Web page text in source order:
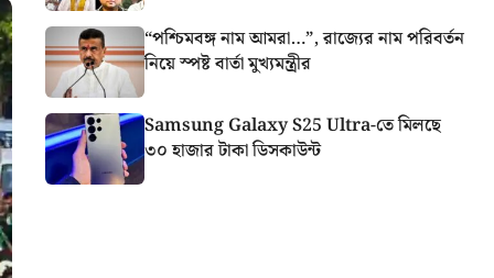
“পশ্চিমবঙ্গ নাম আমরা…”, রাজ্যের নাম পরিবর্তন
নিয়ে স্পষ্ট বার্তা মুখ্যমন্ত্রীর
Samsung Galaxy S25 Ultra-তে মিলছে
৩০ হাজার টাকা ডিসকাউন্ট